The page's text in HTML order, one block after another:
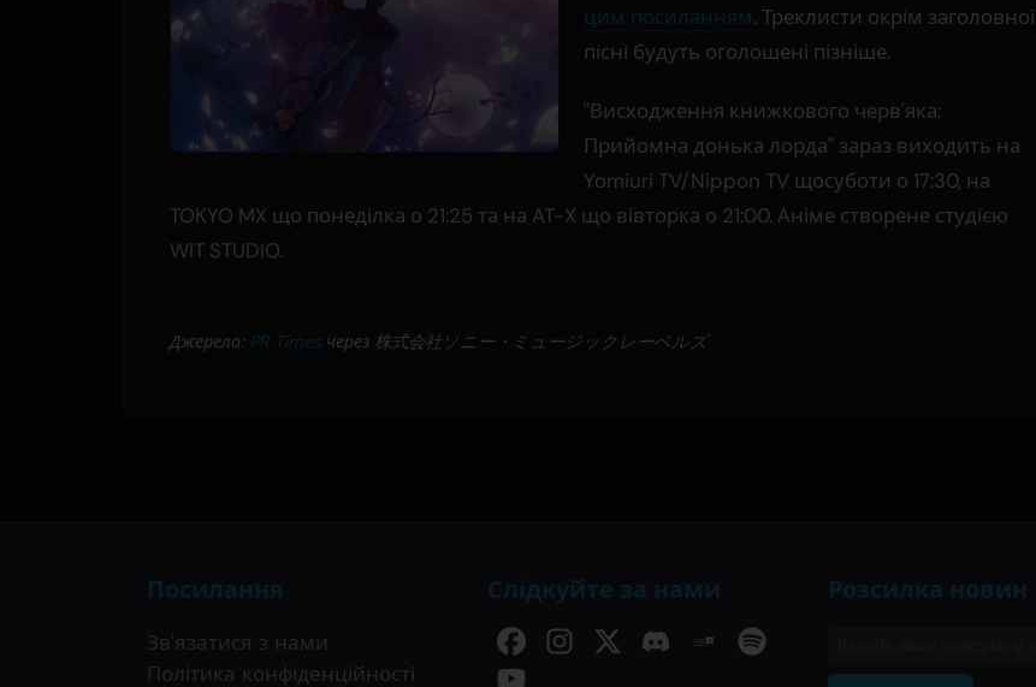
цим посиланням. Треклисти окрім заголовної
пісні будуть оголошені пізніше.
"Висходження книжкового черв'яка:
Прийомна донька лорда" зараз виходить на
Yomiuri TV/Nippon TV щосуботи о 17:30, на
TOKYO MX що понеділка о 21:25 та на AT-X що вівторка о 21:00. Аніме створене студією
WIT STUDIO.
Джерело: PR Times через 株式会社ソニー・ミュージックレーベルズ
Посилання
Зв'язатися з нами
Політика конфіденційності
Слідкуйте за нами Розсилка новин